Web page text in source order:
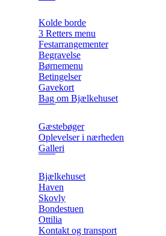
Kolde borde
3 Retters menu
Festarrangementer
Begravelse
Børnemenu
Betingelser
Gavekort
Bag om Bjælkehuset
Gæstebøger
Oplevelser i nærheden
Galleri
Bjælkehuset
Haven
Skovly
Bondestuen
Ottilia
Kontakt og transport